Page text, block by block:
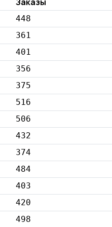
448
361
401
356
375
516
506
432
374
484
403
420
498